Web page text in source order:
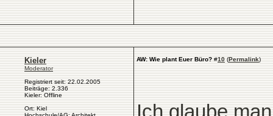
Kieler
Moderator
Registriert seit: 22.02.2005
Beiträge: 2.336
Kieler: Offline
Ort: Kiel
AW: Wie plant Euer Büro? #10 (Permalink)